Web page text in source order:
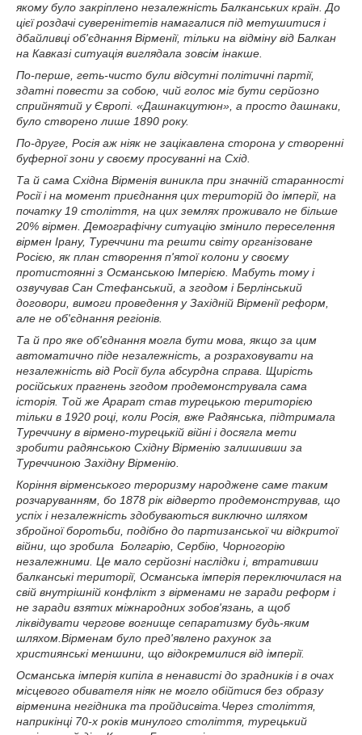
якому було закріплено незалежність Балканських країн. До
цієї роздачі суверенітетів намагалися під метушитися і
дбайливці об'єднання Вірменії, тільки на відміну від Балкан
на Кавказі ситуація виглядала зовсім інакше.
По-перше, геть-чисто були відсутні політичні партії,
здатні повести за собою, чий голос міг бути серйозно
сприйнятий у Європі. «Дашнакцутюн», а просто дашнаки,
було створено лише 1890 року.
По-друге, Росія аж ніяк не зацікавлена ​​сторона у створенні
буферної зони у своєму просуванні на Схід.
Та й сама Східна Вірменія виникла при значній старанності
Росії і на момент приєднання цих територій до імперії, на
початку 19 століття, на цих землях проживало не більше
20% вірмен. Демографічну ситуацію змінило переселення
вірмен Ірану, Туреччини та решти світу організоване
Росією, як план створення п'ятої колони у своєму
протистоянні з Османською Імперією. Мабуть тому і
озвучував Сан Стефанський, а згодом і Берлінський
договори, вимоги проведення у Західній Вірменії реформ,
але не об'єднання регіонів.
Та й про яке об'єднання могла бути мова, якщо за цим
автоматично піде незалежність, а розраховувати на
незалежність від Росії була абсурдна справа. Щирість
російських прагнень згодом продемонструвала сама
історія. Той же Арарат став турецькою територією
тільки в 1920 році, коли Росія, вже Радянська, підтримала
Туреччину в вірмено-турецькій війні і досягла мети
зробити радянською Східну Вірменію залишивши за
Туреччиною Західну Вірменію.
Коріння вірменського тероризму народжене саме таким
розчаруванням, бо 1878 рік відверто продемонстрував, що
успіх і незалежність здобуваються виключно шляхом
збройної боротьби, подібно до партизанської чи відкритої
війни, що зробила Болгарію, Сербію, Чорногорію
незалежними. Це мало серйозні наслідки і, втративши
балканські території, Османська імперія переключилася на
свій внутрішній конфлікт з вірменами не заради реформ і
не заради взятих міжнародних зобов'язань, а щоб
ліквідувати чергове вогнище сепаратизму будь-яким
шляхом.Вірменам було пред'явлено рахунок за
християнські меншини, що відокремилися від імперії.
Османська імперія кипіла в ненависті до зрадників і в очах
місцевого обивателя ніяк не могло обійтися без образу
вірменина негідника та пройдисвіта.Через століття,
наприкінці 70-х років минулого століття, турецький